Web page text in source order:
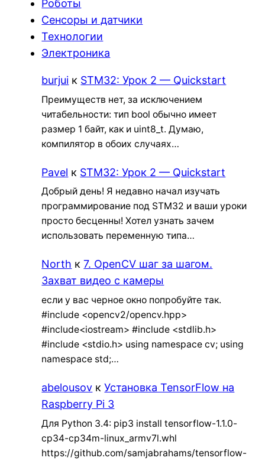
Роботы
Сенсоры и датчики
Технологии
Электроника
burjui к STM32: Урок 2 — Quickstart
Преимуществ нет, за исключением
читабельности: тип bool обычно имеет
размер 1 байт, как и uint8_t. Думаю,
компилятор в обоих случаях…
Pavel к STM32: Урок 2 — Quickstart
Добрый день! Я недавно начал изучать
программирование под STM32 и ваши уроки
просто бесценны! Хотел узнать зачем
использовать переменную типа…
North к7. OpenCV шаг за шагом.
Захват видео с камеры
если у вас черное окно попробуйте так.
#include <opencv2/opencv.hpp>
#include<iostream> #include <stdlib.h>
#include <stdio.h> using namespace cv; using
namespace std;…
abelousov кУстановка TensorFlow на
Raspberry Pi 3
Для Python 3.4: pip3 install tensorflow-1.1.0-
cp34-cp34m-linux_armv7l.whl
https://github.com/samjabrahams/tensorflow-